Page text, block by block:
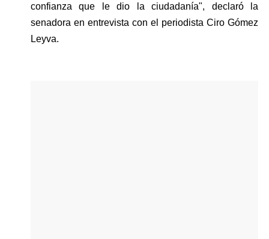
confianza que le dio la ciudadanía", declaró la
senadora en entrevista con el periodista Ciro Gómez
Leyva.